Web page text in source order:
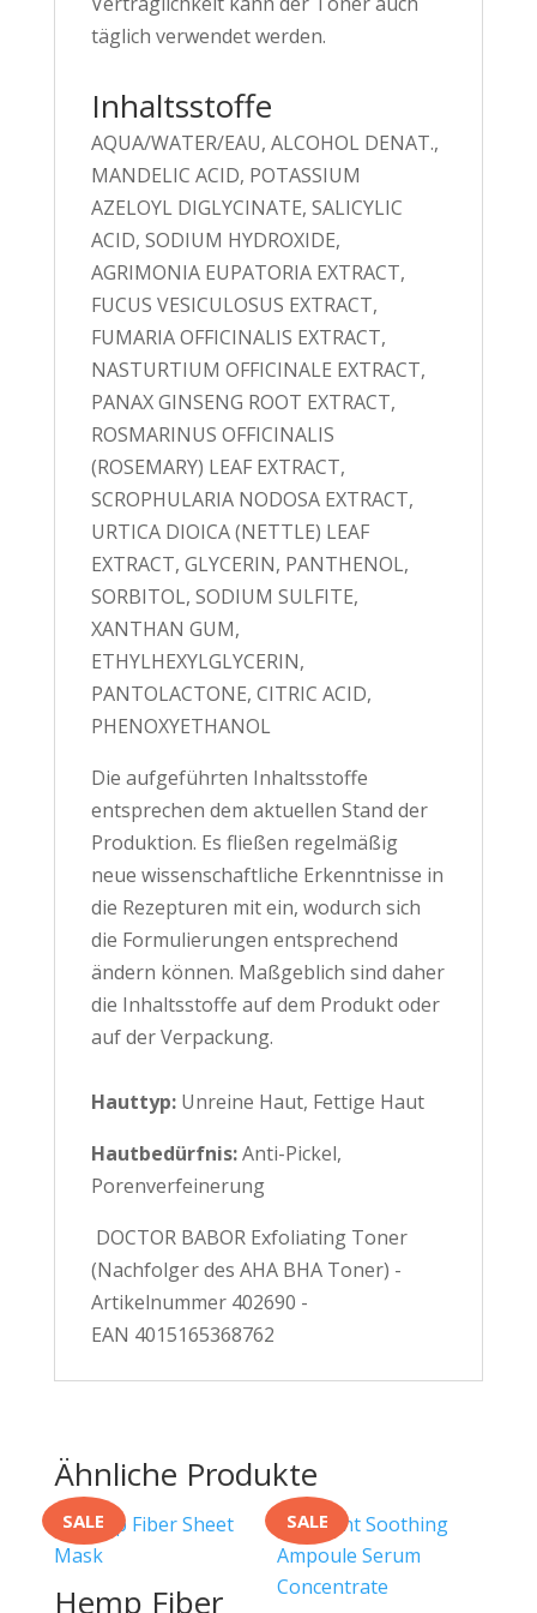
täglich verwendet werden.
Inhaltsstoffe
AQUA/WATER/EAU, ALCOHOL DENAT.,
MANDELIC ACID, POTASSIUM
AZELOYL DIGLYCINATE, SALICYLIC
ACID, SODIUM HYDROXIDE,
AGRIMONIA EUPATORIA EXTRACT,
FUCUS VESICULOSUS EXTRACT,
FUMARIA OFFICINALIS EXTRACT,
NASTURTIUM OFFICINALE EXTRACT,
PANAX GINSENG ROOT EXTRACT,
ROSMARINUS OFFICINALIS
(ROSEMARY) LEAF EXTRACT,
SCROPHULARIA NODOSA EXTRACT,
URTICA DIOICA (NETTLE) LEAF
EXTRACT, GLYCERIN, PANTHENOL,
SORBITOL, SODIUM SULFITE,
XANTHAN GUM,
ETHYLHEXYLGLYCERIN,
PANTOLACTONE, CITRIC ACID,
PHENOXYETHANOL
Die aufgeführten Inhaltsstoffe
entsprechen dem aktuellen Stand der
Produktion. Es fließen regelmäßig
neue wissenschaftliche Erkenntnisse in
die Rezepturen mit ein, wodurch sich
die Formulierungen entsprechend
ändern können. Maßgeblich sind daher
die Inhaltsstoffe auf dem Produkt oder
auf der Verpackung.
Hauttyp:Unreine Haut, Fettige Haut
Hautbedürfnis:Anti-Pickel,
Porenverfeinerung
DOCTOR BABOR Exfoliating Toner
(Nachfolger des AHA BHA Toner) -
Artikelnummer 402690 -
EAN 4015165368762
Ähnliche Produkte
SALE
Hemp Fiber
SALE